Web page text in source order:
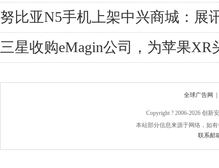
努比亚N5手机上架中兴商城：展
三星收购eMagin公司，为苹果XR
全球广告网
Copyright ? 2006-2026 创新
本站部分信息来源于网络，如
联系邮